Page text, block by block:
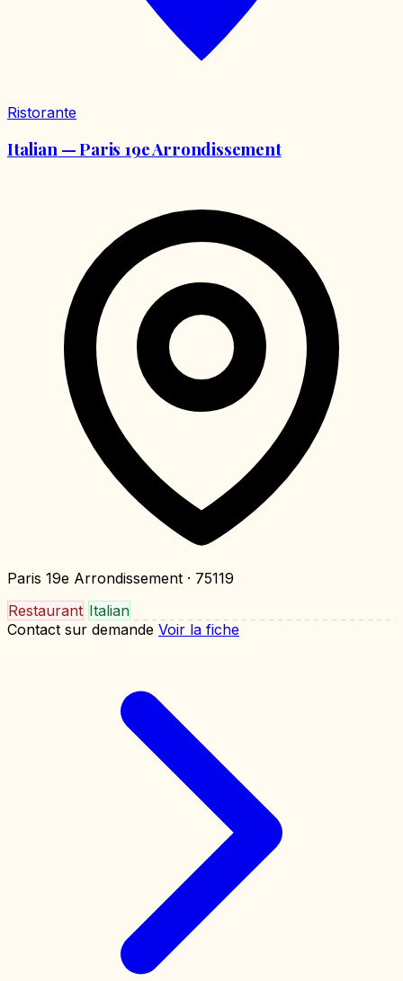
Ristorante
Italian — Paris 19e Arrondissement
Paris 19e Arrondissement · 75119
Restaurant Italian
Contact sur demande Voir la fiche